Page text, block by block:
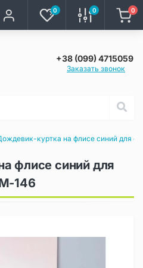
0 0 0
+38 (099) 4715059
Заказать звонок
куртка на флисе синий для
флисе синий для
146